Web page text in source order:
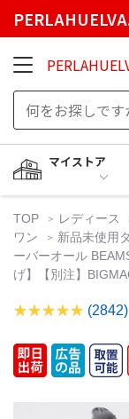
マイストア
TOP レディース
ワン
新品未使用
ーバーオール
げ】【別注】
(2842)